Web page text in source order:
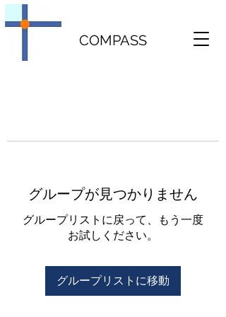
COMPASS
グループが見つかりません
グループリストに戻って、もう一度
お試しください。
グループリストに移動